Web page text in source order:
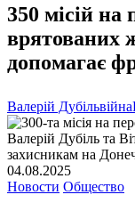
350 місій на
врятованих
допомагає
Валерій Дубільвійна
04.08.2025
Новости Общество